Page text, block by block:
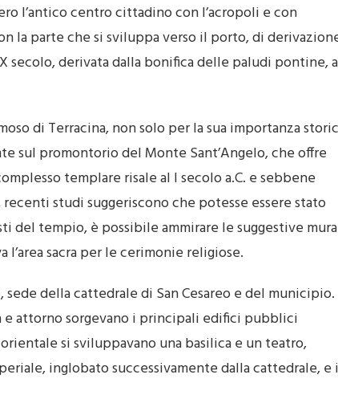
l’antico centro cittadino con l’acropoli e con
la parte che si sviluppa verso il porto, di
secolo, derivata dalla bonifica delle paludi pontine, a
di Terracina, non solo per la sua importanza
sul promontorio del Monte Sant’Angelo, che offre
templare risale al I secolo a.C. e sebbene
studi suggeriscono che potesse essere stato
del tempio, è possibile ammirare le suggestive mura
sacra per le cerimonie religiose.
, sede della cattedrale di San Cesareo e del municipio.
e attorno sorgevano i principali edifici pubblici
si sviluppavano una basilica e un teatro,
inglobato successivamente dalla cattedrale, e